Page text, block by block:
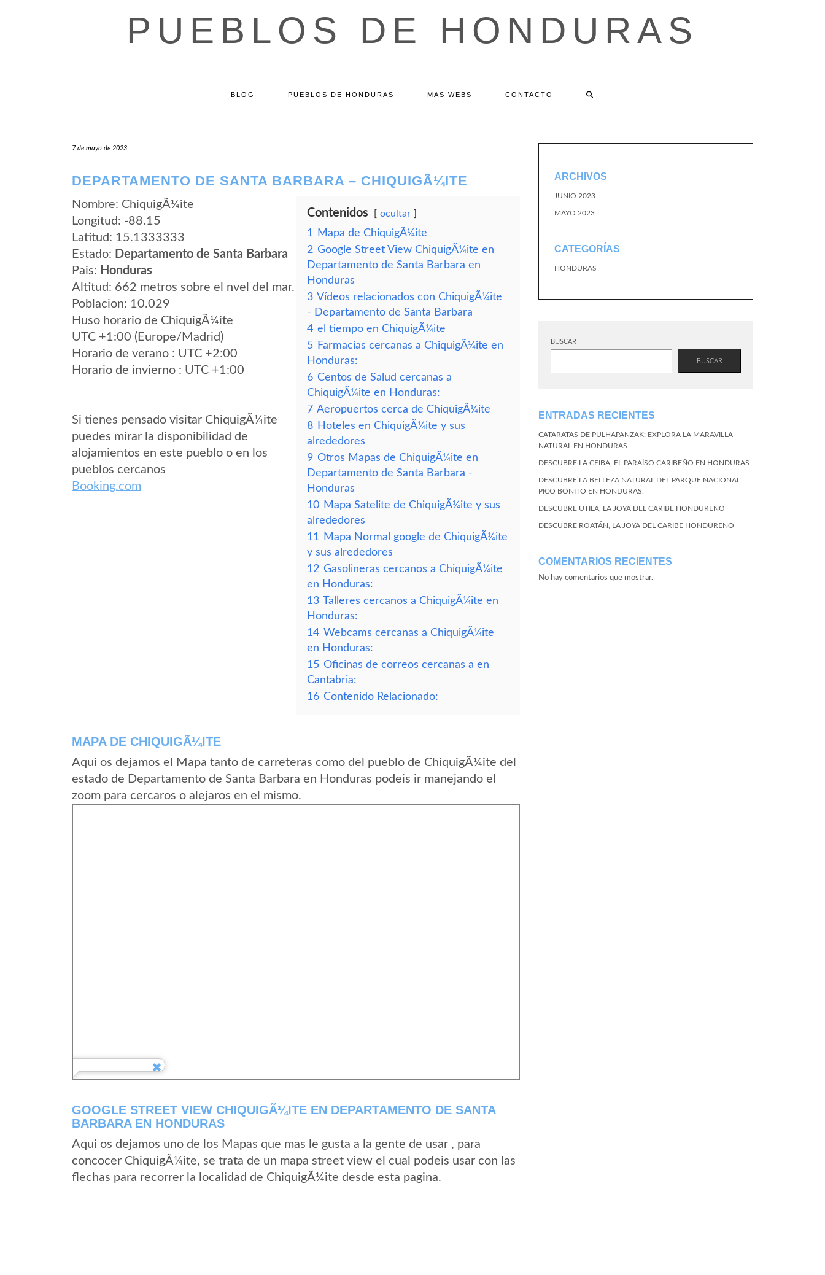
PUEBLOS DE HONDURAS
BLOG PUEBLOS DE HONDURAS MAS WEBS CONTACTO
7 de mayo de 2023
DEPARTAMENTO DE SANTA BARBARA – CHIQUIGÃ¼ITE
Nombre: ChiquigÃ¼ite
Longitud: -88.15
Latitud: 15.1333333
Estado: Departamento de Santa Barbara
Pais: Honduras
Altitud: 662 metros sobre el nvel del mar.
Poblacion: 10.029
Huso horario de ChiquigÃ¼ite
UTC +1:00 (Europe/Madrid)
Horario de verano : UTC +2:00
Horario de invierno : UTC +1:00
Si tienes pensado visitar ChiquigÃ¼ite
puedes mirar la disponibilidad de
alojamientos en este pueblo o en los
pueblos cercanos
Booking.com
Contenidos ocultar
1
Mapa de ChiquigÃ¼ite
2 Google Street View ChiquigÃ¼ite en
Departamento de Santa Barbara en
Honduras
3 Vídeos relacionados con ChiquigÃ¼ite
- Departamento de Santa Barbara
4 el tiempo en ChiquigÃ¼ite
5 Farmacias cercanas a ChiquigÃ¼ite en
Honduras:
6 Centos de Salud cercanas a
ChiquigÃ¼ite en Honduras:
7 Aeropuertos cerca de ChiquigÃ¼ite
8 Hoteles en ChiquigÃ¼ite y sus
alrededores
9 Otros Mapas de ChiquigÃ¼ite en
Departamento de Santa Barbara -
Honduras
10 Mapa Satelite de ChiquigÃ¼ite y sus
alrededores
11
Mapa Normal google de ChiquigÃ¼ite
y sus alrededores
12 Gasolineras cercanos a ChiquigÃ¼ite
en Honduras:
13 Talleres cercanos a ChiquigÃ¼ite en
Honduras:
14 Webcams cercanas a ChiquigÃ¼ite
en Honduras:
15 Oficinas de correos cercanas a en
Cantabria:
16 Contenido Relacionado:
MAPA DE CHIQUIGÃ¼ITE
Aqui os dejamos el Mapa tanto de carreteras como del pueblo de ChiquigÃ¼ite del
estado de Departamento de Santa Barbara en Honduras podeis ir manejando el
zoom para cercaros o alejaros en el mismo.
GOOGLE STREET VIEW CHIQUIGÃ¼ITE EN DEPARTAMENTO DE SANTA
BARBARA EN HONDURAS
Aqui os dejamos uno de los Mapas que mas le gusta a la gente de usar , para
concocer ChiquigÃ¼ite, se trata de un mapa street view el cual podeis usar con las
flechas para recorrer la localidad de ChiquigÃ¼ite desde esta pagina.
ARCHIVOS
JUNIO 2023
MAYO 2023
CATEGORÍAS
HONDURAS
BUSCAR
BUSCAR
ENTRADAS RECIENTES
CATARATAS DE PULHAPANZAK: EXPLORA LA MARAVILLA
NATURAL EN HONDURAS
DESCUBRE LA CEIBA, EL PARAÍSO CARIBEÑO EN HONDURAS
DESCUBRE LA BELLEZA NATURAL DEL PARQUE NACIONAL
PICO BONITO EN HONDURAS.
DESCUBRE UTILA, LA JOYA DEL CARIBE HONDUREÑO
DESCUBRE ROATÁN, LA JOYA DEL CARIBE HONDUREÑO
COMENTARIOS RECIENTES
No hay comentarios que mostrar.